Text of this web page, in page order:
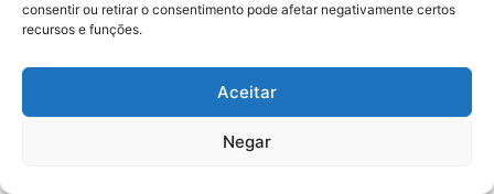
consentir ou retirar o consentimento pode afetar negativamente certos
recursos e funções.
Aceitar
Negar
Economia: Prazo de adesão ao
Programa Desenrola 2.0 é
prorrogado